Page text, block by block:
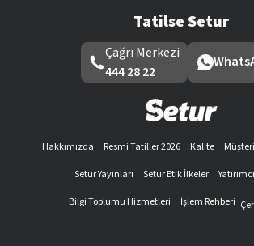
Tatilse Setur
Çağrı Merkezi
444 28 22
Hakkımızda Resmi Tatiller 2026 Kalite
Setur Yayınları
Setur Etik İlkeler
Bilgi Toplumu Hizmetleri
İşlem Rehberi